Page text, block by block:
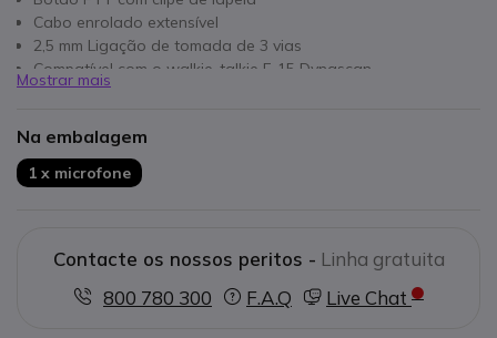
Cabo enrolado extensível
2,5 mm Ligação de tomada de 3 vias
Compatível com o walkie-talkie F-15 Dynascan
Mostrar mais
Na embalagem
1 x microfone
Contacte os nossos peritos - Linha gratuita
800 780 300
F.A.Q Live Chat